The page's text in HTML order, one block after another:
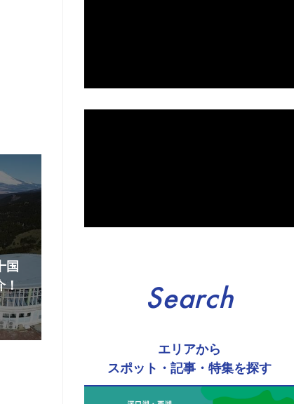
国
！
Search
エリアから
スポット・記事・特集を探す